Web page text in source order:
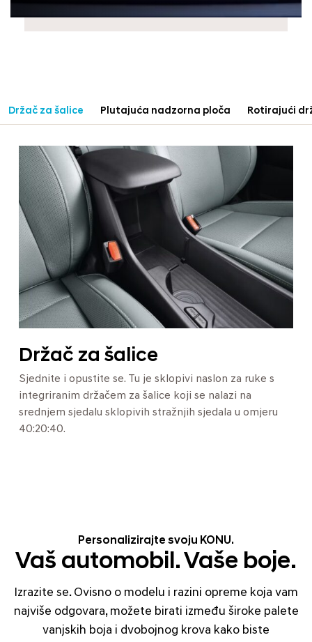
Držač za šalice Plutajuća nadzorna ploča Rotirajući
Držač za šalice
Sjednite i opustite se. Tu je sklopivi naslon za ruke s
integriranim držačem za šalice koji se nalazi na
srednjem sjedalu sklopivih stražnjih sjedala u omjeru
40:20:40.
Personalizirajte svoju KONU.
Vaš automobil. Vaše boje.
Izrazite se. Ovisno o modelu i razini opreme koja vam
najviše odgovara, možete birati između široke palete
vanjskih boja i dvobojnog krova kako biste